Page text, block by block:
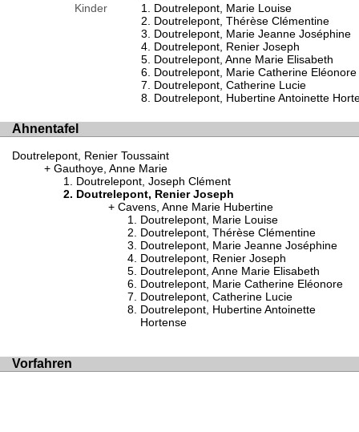
Kinder
Doutrelepont, Marie Louise
Doutrelepont, Thérèse Clémentine
Doutrelepont, Marie Jeanne Joséphine
Doutrelepont, Renier Joseph
Doutrelepont, Anne Marie Elisabeth
Doutrelepont, Marie Catherine Eléonore
Doutrelepont, Catherine Lucie
Doutrelepont, Hubertine Antoinette
Ahnentafel
Doutrelepont, Renier Toussaint
Gauthoye, Anne Marie
Doutrelepont, Joseph Clément
Doutrelepont, Renier Joseph
Cavens, Anne Marie Hubertine
Doutrelepont, Marie Louise
Doutrelepont, Thérèse Clémentine
Doutrelepont, Marie Jeanne Joséphine
Doutrelepont, Renier Joseph
Doutrelepont, Anne Marie Elisabeth
Doutrelepont, Marie Catherine Eléonore
Doutrelepont, Catherine Lucie
Doutrelepont, Hubertine Antoinette
Hortense
Vorfahren